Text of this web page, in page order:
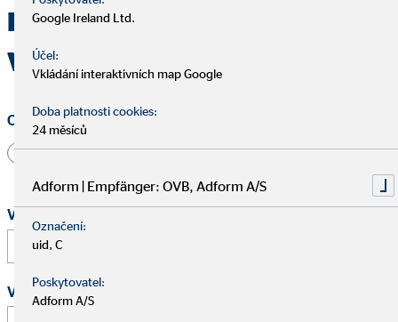
Kontaktujte OVB Karlovy
Vary
Oslovení
Pan Paní Jiné
Vaše jméno a příjmení
Vaše e-mailová adresa
Google Ireland Ltd.
Účel:
Vkládání interaktivních map Google
Doba platnosti cookies:
24 měsíců
Adform | Empfänger: OVB, Adform A/S
Označení:
uid, C
Poskytovatel:
Adform A/S